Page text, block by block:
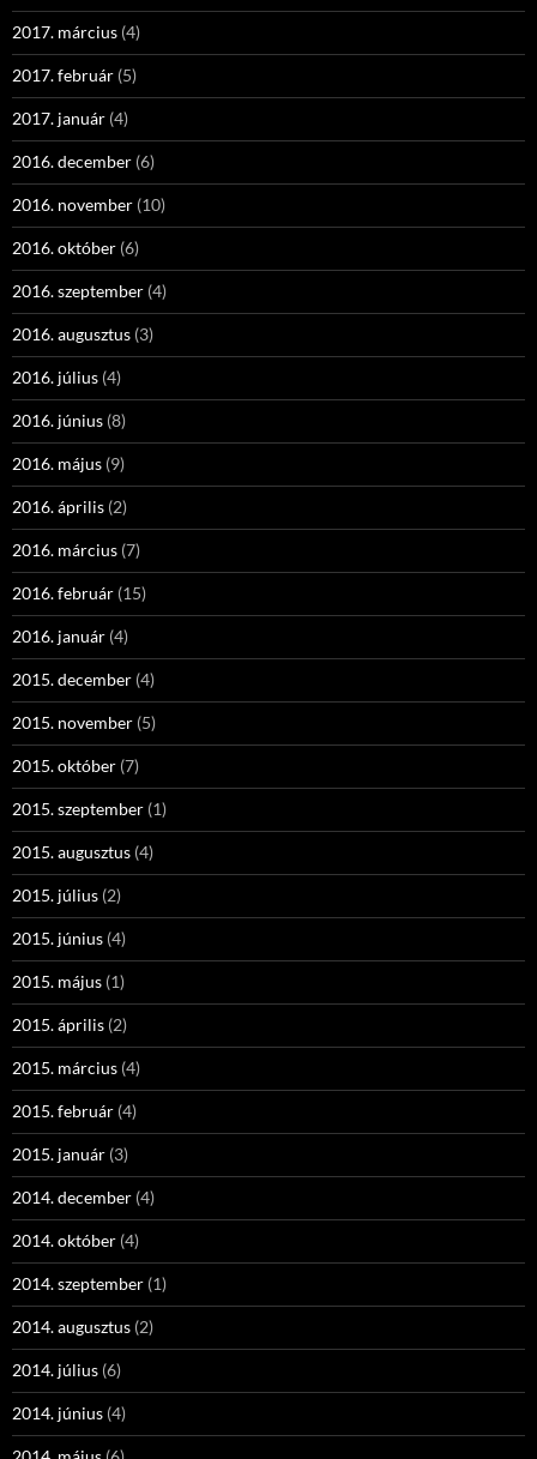
2017. március (4)
2017. február (5)
2017. január (4)
2016. december (6)
2016. november (10)
2016. október (6)
2016. szeptember (4)
2016. augusztus (3)
2016. július (4)
2016. június (8)
2016. május (9)
2016. április (2)
2016. március (7)
2016. február (15)
2016. január (4)
2015. december (4)
2015. november (5)
2015. október (7)
2015. szeptember (1)
2015. augusztus (4)
2015. július (2)
2015. június (4)
2015. május (1)
2015. április (2)
2015. március (4)
2015. február (4)
2015. január (3)
2014. december (4)
2014. október (4)
2014. szeptember (1)
2014. augusztus (2)
2014. július (6)
2014. június (4)